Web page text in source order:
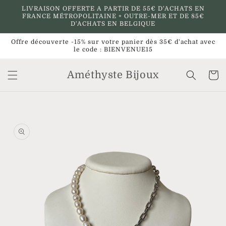
passer
au
LIVRAISON OFFERTE A PARTIR DE 55€ D'ACHATS EN
FRANCE MÉTROPOLITAINE + OUTRE-MER ET DE 85€
D'ACHATS EN BELGIQUE
Offre découverte -15% sur votre panier dès 35€ d'achat avec
le code : BIENVENUE15
Améthyste Bijoux Panier
informations